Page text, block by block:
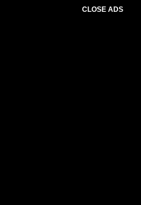
CLOSE ADS